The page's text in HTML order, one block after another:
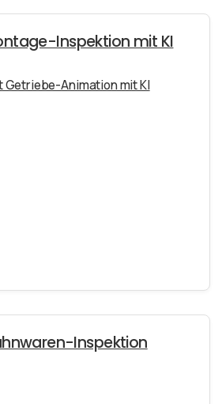
Inspektion mit KI
Inspektion